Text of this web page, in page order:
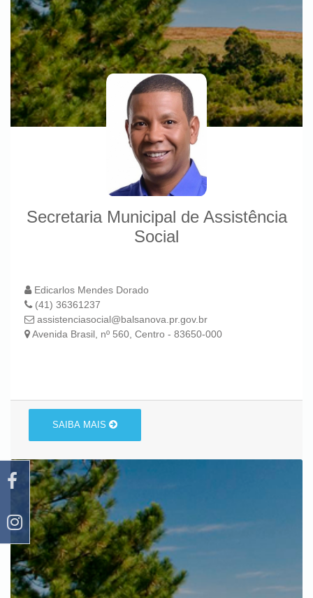
Secretaria Municipal de Assistência
Social
Edicarlos Mendes Dorado
(41) 36361237
assistenciasocial@balsanova.pr.gov.br
Avenida Brasil, nº 560, Centro - 83650-000
SAIBA MAIS